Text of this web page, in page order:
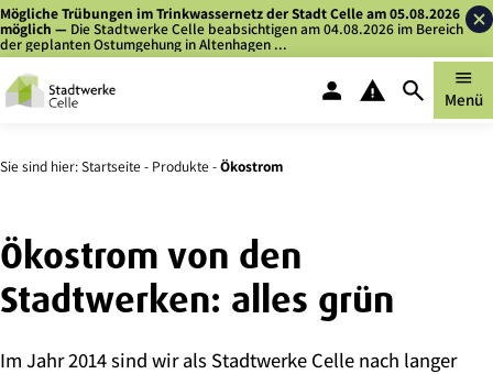
Zum
Inhalt
Zu
Kontaktdaten
Mögliche Trübungen im Trinkwassernetz der Stadt Celle am 05.08.2026
möglich — Die Stadtwerke Celle beabsichtigen am 04.08.2026 im Bereich
der geplanten Ostumgehung in Altenhagen ...
personKundenportal
warningStörung melden
searchSuche
menu
Menü
Sie sind hier:Startseite - Produkte -Ökostrom
Ökostrom von den
Stadtwerken: alles grün
Im Jahr 2014 sind wir als Stadtwerke Celle nach langer